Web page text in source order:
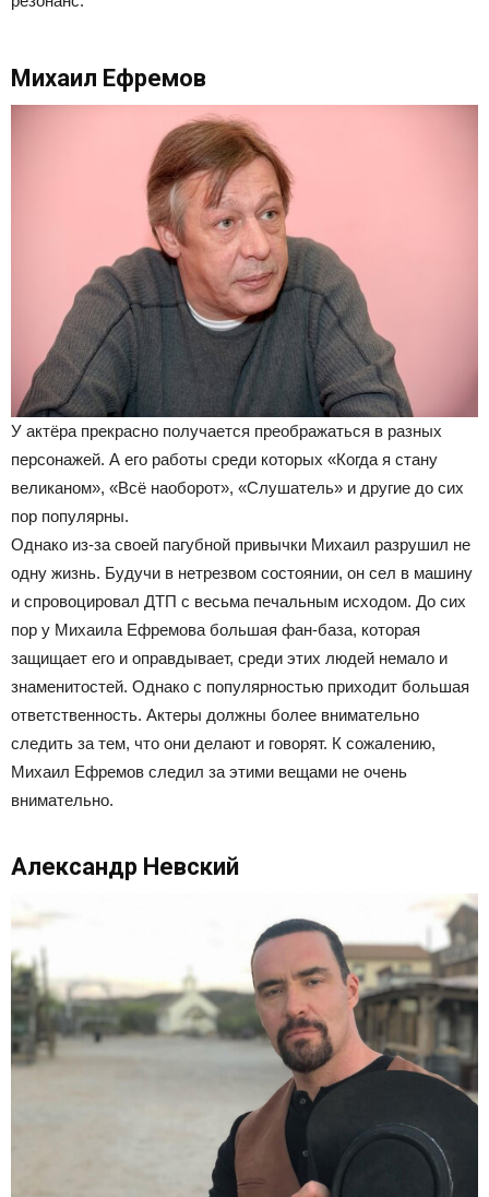
Михаил Ефремов
У актёра прекрасно получается преображаться в разных
персонажей. А его работы среди которых «Когда я стану
великаном», «Всё наоборот», «Слушатель» и другие до сих
пор популярны.
Однако из-за своей пагубной привычки Михаил разрушил не
одну жизнь. Будучи в нетрезвом состоянии, он сел в машину
и спровоцировал ДТП с весьма печальным исходом. До сих
пор у Михаила Ефремова большая фан-база, которая
защищает его и оправдывает, среди этих людей немало и
знаменитостей. Однако с популярностью приходит большая
ответственность. Актеры должны более внимательно
следить за тем, что они делают и говорят. К сожалению,
Михаил Ефремов следил за этими вещами не очень
внимательно.
Александр Невский